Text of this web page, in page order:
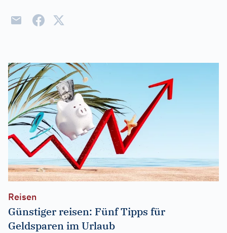
Reisen
Günstiger reisen: Fünf Tipps für
Geldsparen im Urlaub